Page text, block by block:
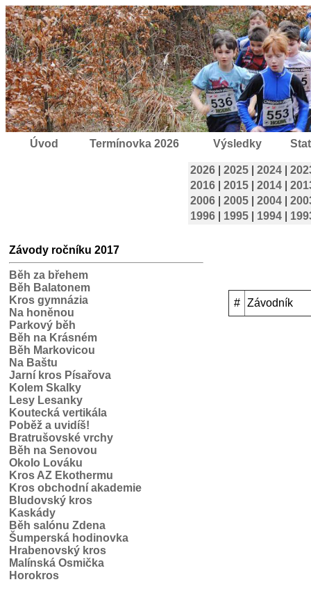
Úvod Termínovka 2026 Výsledky
2026 2025 2024
2016
2015 2014
2006
2005 2004
1996
1995 1994
Závody ročníku 2017
Běh za břehem
Běh Balatonem
Kros gymnázia
Na honěnou
Parkový běh
Běh na Krásném
Běh Markovicou
Na Baštu
Jarní kros Písařova
Kolem Skalky
Lesy Lesanky
Koutecká vertikála
Poběž a uvidíš!
Bratrušovské vrchy
Běh na Senovou
Okolo Lováku
Kros AZ Ekothermu
Kros obchodní akademie
Bludovský kros
Kaskády
Běh salónu Zdena
Šumperská hodinovka
Hrabenovský kros
Malínská Osmička
Horokros
# Závodník